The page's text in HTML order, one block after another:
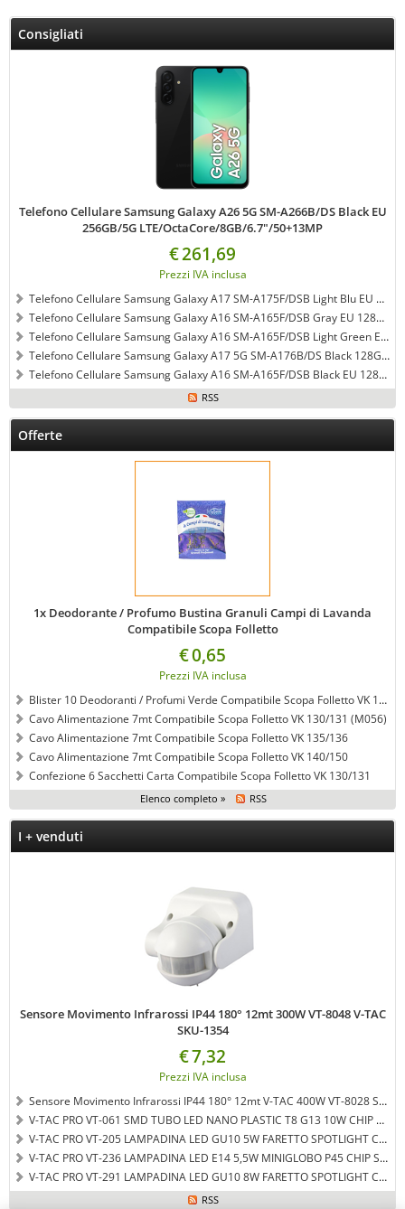
Consigliati
Telefono Cellulare Samsung Galaxy A26 5G SM-A266B/DS Black EU
256GB/5G LTE/OctaCore/8GB/6.7"/50+13MP
€261,69
Prezzi IVA inclusa
Telefono Cellulare Samsung Galaxy A17 SM-A175F/DSB Light Blu EU 128GB/4G LTE/OctaCore/4GB/6.5"/50+13MP
Telefono Cellulare Samsung Galaxy A16 SM-A165F/DSB Gray EU 128GB/4G LTE/OctaCore/4GB/6.7"/50+13MP
Telefono Cellulare Samsung Galaxy A16 SM-A165F/DSB Light Green EU 128GB/4G LTE/OctaCore/4GB/6.7"/50+13MP
Telefono Cellulare Samsung Galaxy A17 5G SM-A176B/DS Black 128GB/OctaCore/4GB/6.5"/50+13MP
Telefono Cellulare Samsung Galaxy A16 SM-A165F/DSB Black EU 128GB/4G LTE/OctaCore/4GB/6.7"/50+13MP
RSS
Offerte
1x Deodorante / Profumo Bustina Granuli Campi di Lavanda
Compatibile Scopa Folletto
€0,65
Prezzi IVA inclusa
Blister 10 Deodoranti / Profumi Verde Compatibile Scopa Folletto VK 120/121/122
Cavo Alimentazione 7mt Compatibile Scopa Folletto VK 130/131 (M056)
Cavo Alimentazione 7mt Compatibile Scopa Folletto VK 135/136
Cavo Alimentazione 7mt Compatibile Scopa Folletto VK 140/150
Confezione 6 Sacchetti Carta Compatibile Scopa Folletto VK 130/131
Elenco completo » RSS
I + venduti
Sensore Movimento Infrarossi IP44 180° 12mt 300W VT-8048 V-TAC
SKU-1354
€7,32
Prezzi IVA inclusa
Sensore Movimento Infrarossi IP44 180° 12mt V-TAC 400W VT-8028 SKU-5088
V-TAC PRO VT-061 SMD TUBO LED NANO PLASTIC T8 G13 10W CHIP SAMSUNG LAMPADINA 60CM - LUCE BIANCO NATURALE - SKU 651
V-TAC PRO VT-205 LAMPADINA LED GU10 5W FARETTO SPOTLIGHT CHIP SAMSUNG 110° - COLORE BIANCO CALDO SKU 201
V-TAC PRO VT-236 LAMPADINA LED E14 5,5W MINIGLOBO P45 CHIP SAMSUNG - LUCE BIANCO NATURALE - SKU 169
V-TAC PRO VT-291 LAMPADINA LED GU10 8W FARETTO SPOTLIGHT CHIP SAMSUNG 38° - BIANCO NATURALE - SKU 876
RSS